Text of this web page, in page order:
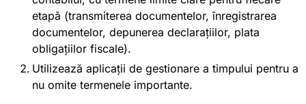
etapă (transmiterea documentelor, înregistrarea
documentelor, depunerea declarațiilor, plata
obligațiilor fiscale).
Utilizează aplicații de gestionare a timpului pentru a
nu omite termenele importante.